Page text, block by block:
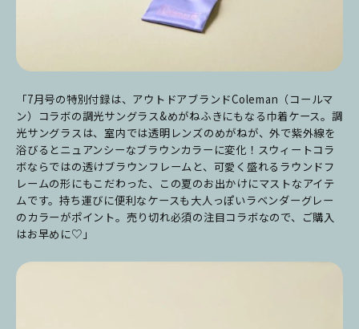
「7月号の特別付録は、アウトドアブランドColeman（コールマ
ン）コラボの調光サングラス&めがねふきにもなる巾着ケース。 調
光サングラスは、室内では透明レンズのめがねが、外で紫外線を
浴びるとニュアンシーなブラウンカラーに変化！ スウィートコラ
ボならではの透けブラウンフレームと、可愛く盛れるラウンドフ
レームの形にもこだわった、この夏のお出かけにマストなアイテ
ムです。持ち運びに便利なケースも大人っぽいラベンダーグレー
のカラーがポイント。売り切れ必須の注目コラボなので、ご購入
はお早めに♡」